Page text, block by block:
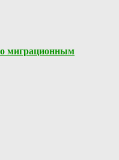
миграционным